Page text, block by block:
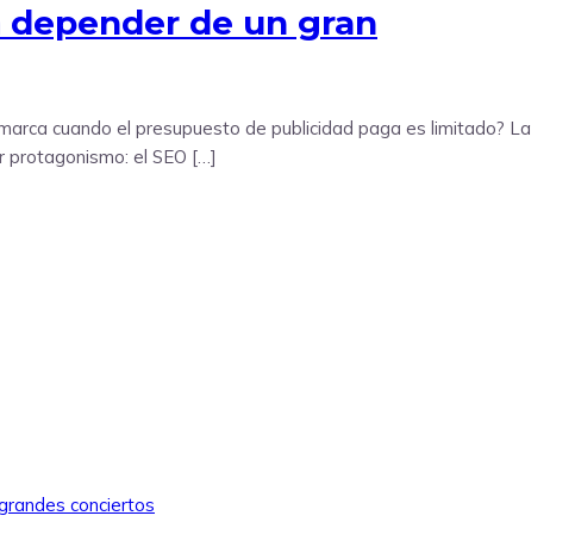
depender de un gran
cuando el presupuesto de publicidad paga es limitado? La
protagonismo: el SEO […]
conciertos